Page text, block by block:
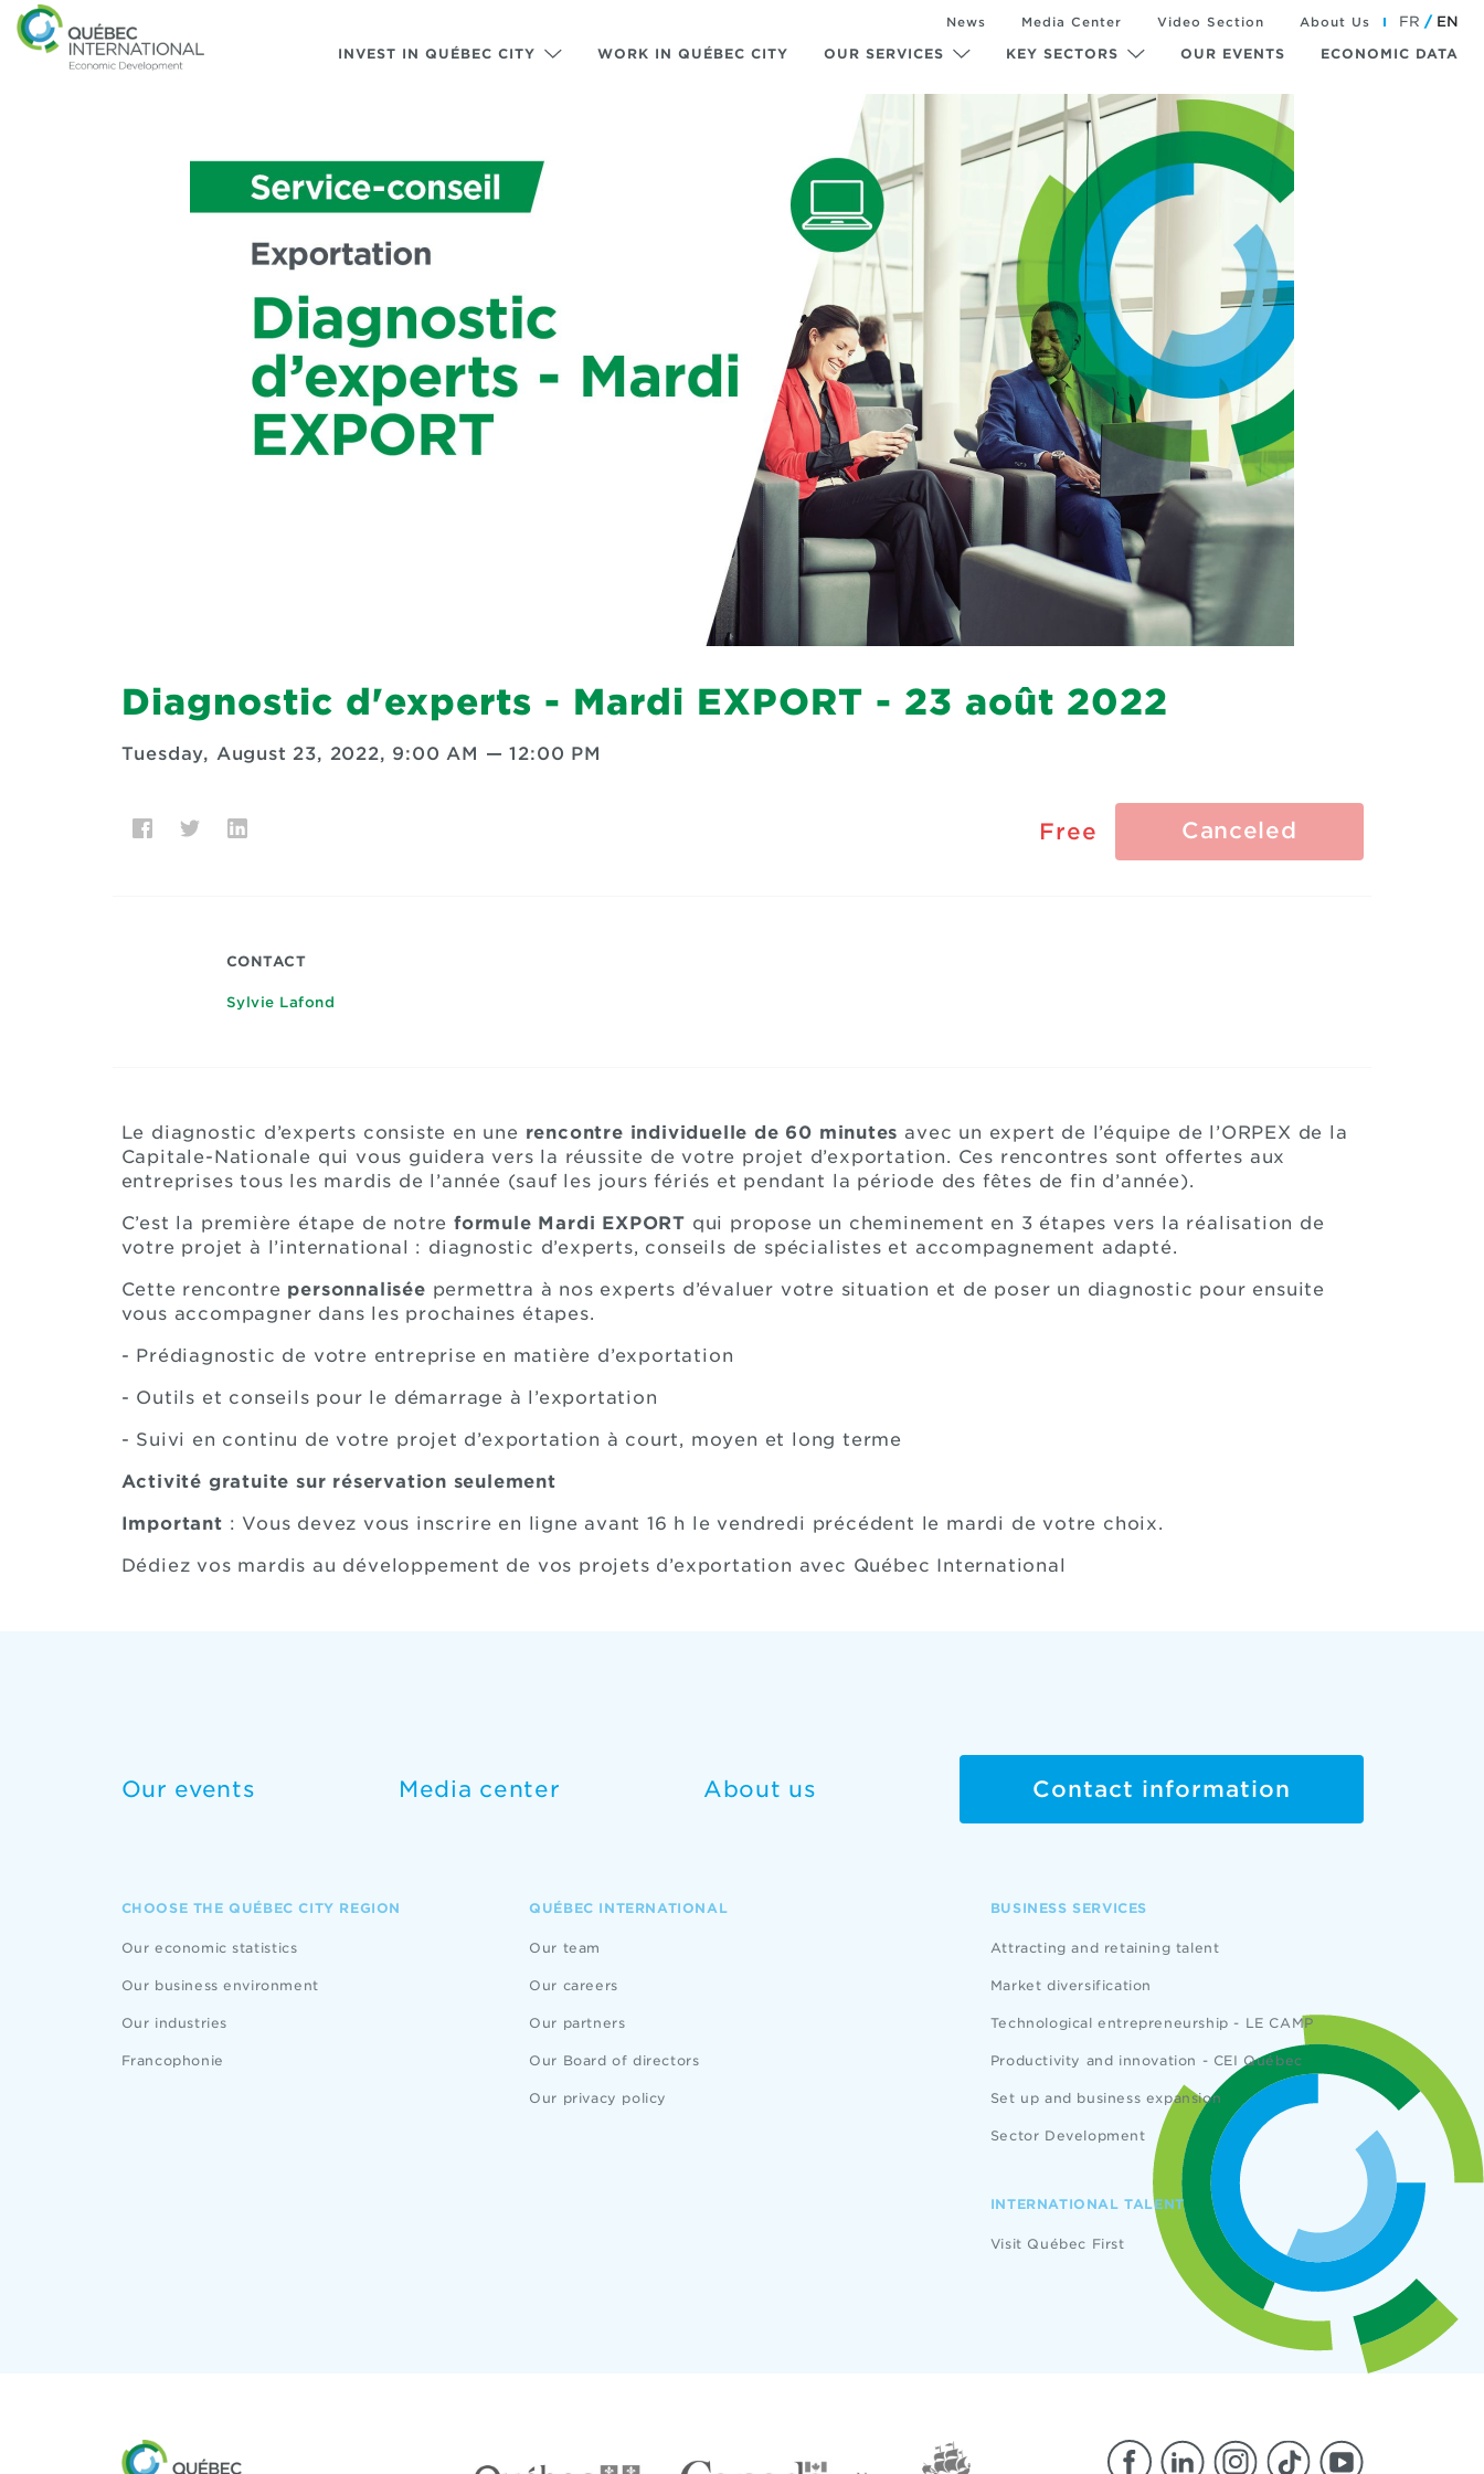
INVEST IN QUÉBEC CITY WORK IN QUÉBEC CITY OUR SERVICES KEY SECTORS OUR EVENTS ECONOMIC DATA
News Media Center Video Section About Us FR EN
Diagnostic d'experts - Mardi EXPORT - 23 août 2022
Tuesday, August 23, 2022, 9:00 AM —12:00 PM
Free Canceled
CONTACT
Sylvie Lafond
Le diagnostic d’experts consiste en une rencontre individuelle de 60 minutes avec un expert de l’équipe de l’ORPEX de la
Capitale-Nationale qui vous guidera vers la réussite de votre projet d’exportation. Ces rencontres sont offertes aux
entreprises tous les mardis de l’année (sauf les jours fériés et pendant la période des fêtes de fin d’année).
C’est la première étape de notre formule Mardi EXPORT qui propose un cheminement en 3 étapes vers la réalisation de
votre projet à l’international : diagnostic d’experts, conseils de spécialistes et accompagnement adapté.
Cette rencontre personnalisée permettra à nos experts d’évaluer votre situation et de poser un diagnostic pour ensuite
vous accompagner dans les prochaines étapes.
- Prédiagnostic de votre entreprise en matière d’exportation
- Outils et conseils pour le démarrage à l’exportation
- Suivi en continu de votre projet d’exportation à court, moyen et long terme
Activité gratuite sur réservation seulement
Important : Vous devez vous inscrire en ligne avant 16 h le vendredi précédent le mardi de votre choix.
Dédiez vos mardis au développement de vos projets d’exportation avec Québec International
Our events Media center About us Contact information
CHOOSE THE QUÉBEC CITY REGION
Our economic statistics
Our business environment
Our industries
Francophonie
QUÉBEC INTERNATIONAL
Our team
Our careers
Our partners
Our Board of directors
Our privacy policy
BUSINESS SERVICES
Attracting and retaining talent
Market diversification
Technological entrepreneurship - LE CAMP
Productivity and innovation - CEI Québec
Set up and business expansion
Sector Development
INTERNATIONAL TALENT
Visit Québec First